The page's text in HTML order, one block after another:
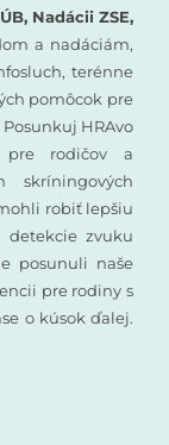
Nadácii ZSE,
a nadáciám,
terénne
pomôcok pre
HRAvo
pre rodičov a
skríningových
robiť lepšiu
zvuku
posunuli naše
pre rodiny s
o kúsok ďalej.